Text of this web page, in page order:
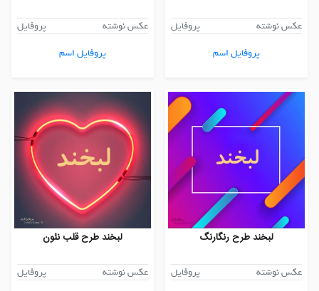
عکس نوشته
پروفایل
پروفایل اسم
عکس نوشته
پروفایل
پروفایل اسم
لبخند طرح رنگارنگ
عکس نوشته
پروفایل
لبخند طرح قلب نئون
عکس نوشته
پروفایل